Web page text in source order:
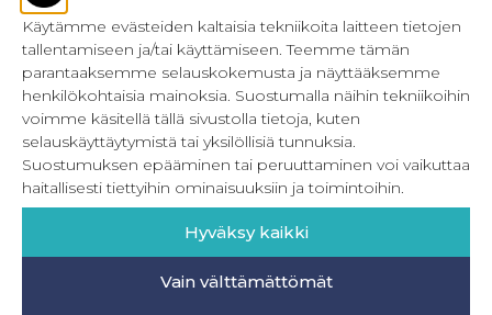
Käytämme evästeiden kaltaisia tekniikoita laitteen tietojen
tallentamiseen ja/tai käyttämiseen. Teemme tämän
parantaaksemme selauskokemusta ja näyttääksemme
henkilökohtaisia mainoksia. Suostumalla näihin tekniikoihin
voimme käsitellä tällä sivustolla tietoja, kuten
selauskäyttäytymistä tai yksilöllisiä tunnuksia.
Suostumuksen epääminen tai peruuttaminen voi vaikuttaa
haitallisesti tiettyihin ominaisuuksiin ja toimintoihin.
Hyväksy kaikki
Vain välttämättömät
PDF Aurinko- ja silmälasikotelo
1,90 € Sis. ALV
Lisää ostoskoriin